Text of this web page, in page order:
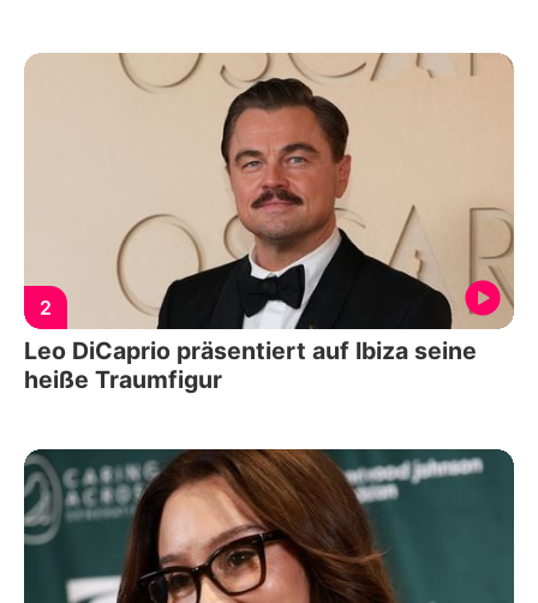
2
Leo DiCaprio präsentiert auf Ibiza seine
heiße Traumfigur